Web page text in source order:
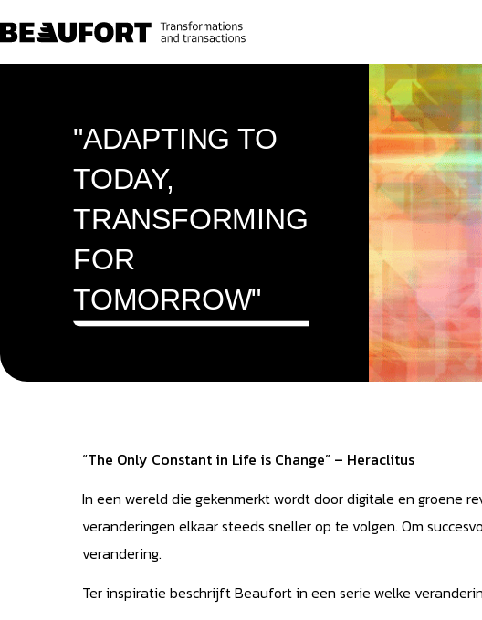
"ADAPTING TO
TODAY,
TRANSFORMING
FOR
TOMORROW"
“The Only Constant in Life is Change” – Heraclitus
In een wereld die gekenmerkt wordt door digitale en groene
veranderingen elkaar steeds sneller op te volgen. Om
verandering.
Ter inspiratie beschrijft Beaufort in een serie welke